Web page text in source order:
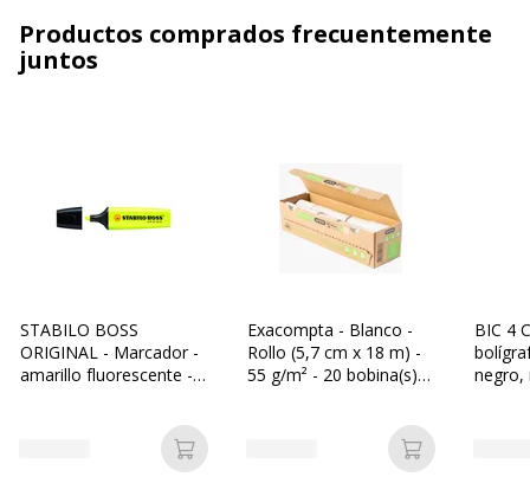
Productos comprados frecuentemente
juntos
STABILO BOSS
ORIGINAL - Marcador -
amarillo fluorescente -
Añadir a la cesta
Exacompta - Blanco -
Rollo (5,7 cm x 18 m) -
55 g/m² - 20 bobina(s)
Añadir a la
BIC 4
negro,